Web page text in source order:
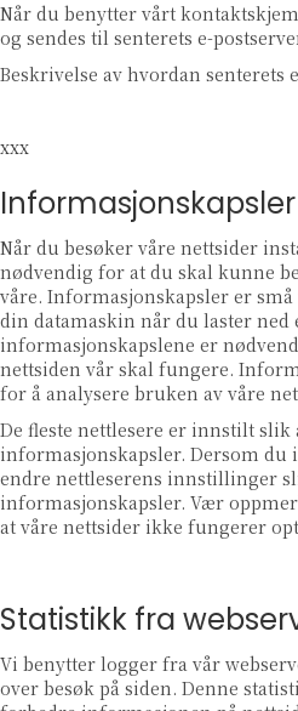
Når du benytter vårt
og sendes til senterets e-
Beskrivelse av hvordan senterets
xxx
Når du besøker våre nettsider
nødvendig for at du skal kunne
våre. Informasjonskapsler er
din datamaskin når du laster ned
informasjonskapslene er
nettsiden vår skal fungere.
for å analysere bruken av våre
De fleste nettlesere er innstilt slik
informasjonskapsler. Dersom du
endre nettleserens innstillinger
informasjonskapsler. Vær
at våre nettsider ikke fungerer
Statistikk fra
Vi benytter logger fra vår
over besøk på siden. Denne